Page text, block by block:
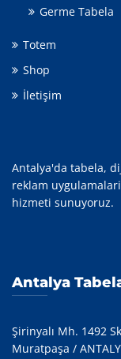
Germe Tabela
Totem
Shop
İletişim
Antalya'da tabela,
reklam
hizmeti sunuyoruz.
Antalya
Şirinyalı Mh. 1492
Muratpaşa /